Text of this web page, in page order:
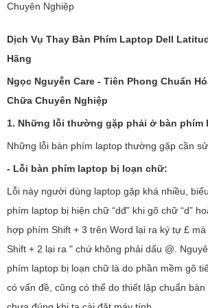
Chuyên Nghiệp
Dịch Vụ Thay Bàn Phím Laptop Dell
Hãng
Ngọc Nguyễn Care - Tiên Phong Chuẩn
Chữa Chuyên Nghiệp
1. Những lỗi thường gặp phải ở bàn phím
Những lỗi bàn phím laptop thường gặp cần
- Lỗi bàn phím laptop bị loạn chữ:
Lỗi này người dùng laptop gặp khá nhiều,
phím laptop bị hiện chữ “dđ” khi gõ chữ “d”
hợp phím Shift + 3 trên Word lại ra ký tự £ mà
Shift + 2 lại ra " chứ không phải dấu @.
phím laptop bị loạn chữ là do phần mềm gõ
có vấn đề, cũng có thể do thiết lập chuẩn